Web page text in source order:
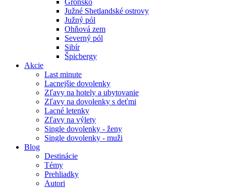
Grónsko
Južné Shetlandské ostrovy
Južný pól
Ohňová zem
Severný pól
Sibír
Špicbergy
Akcie
Last minute
Lacnejšie dovolenky
Zľavy na hotely a ubytovanie
Zľavy na dovolenky s deťmi
Lacné letenky
Zľavy na výlety
Single dovolenky - ženy
Single dovolenky - muži
Blog
Destinácie
Témy
Prehliadky
Autori